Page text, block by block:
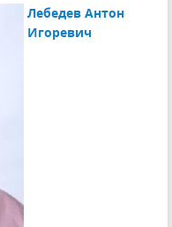
Лебедев Антон
Игоревич